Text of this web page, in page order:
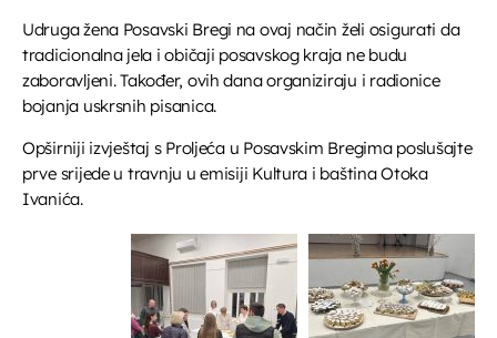
Udruga žena Posavski Bregi na ovaj način želi osigurati da
tradicionalna jela i običaji posavskog kraja ne budu
zaboravljeni. Također, ovih dana organiziraju i radionice
bojanja uskrsnih pisanica.
Opširniji izvještaj s Proljeća u Posavskim Bregima poslušajte
prve srijede u travnju u emisiji Kultura i baština Otoka
Ivanića.